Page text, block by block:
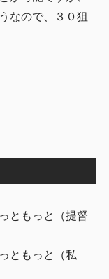
なので、３０狙
ともっと（提督
ともっと（私